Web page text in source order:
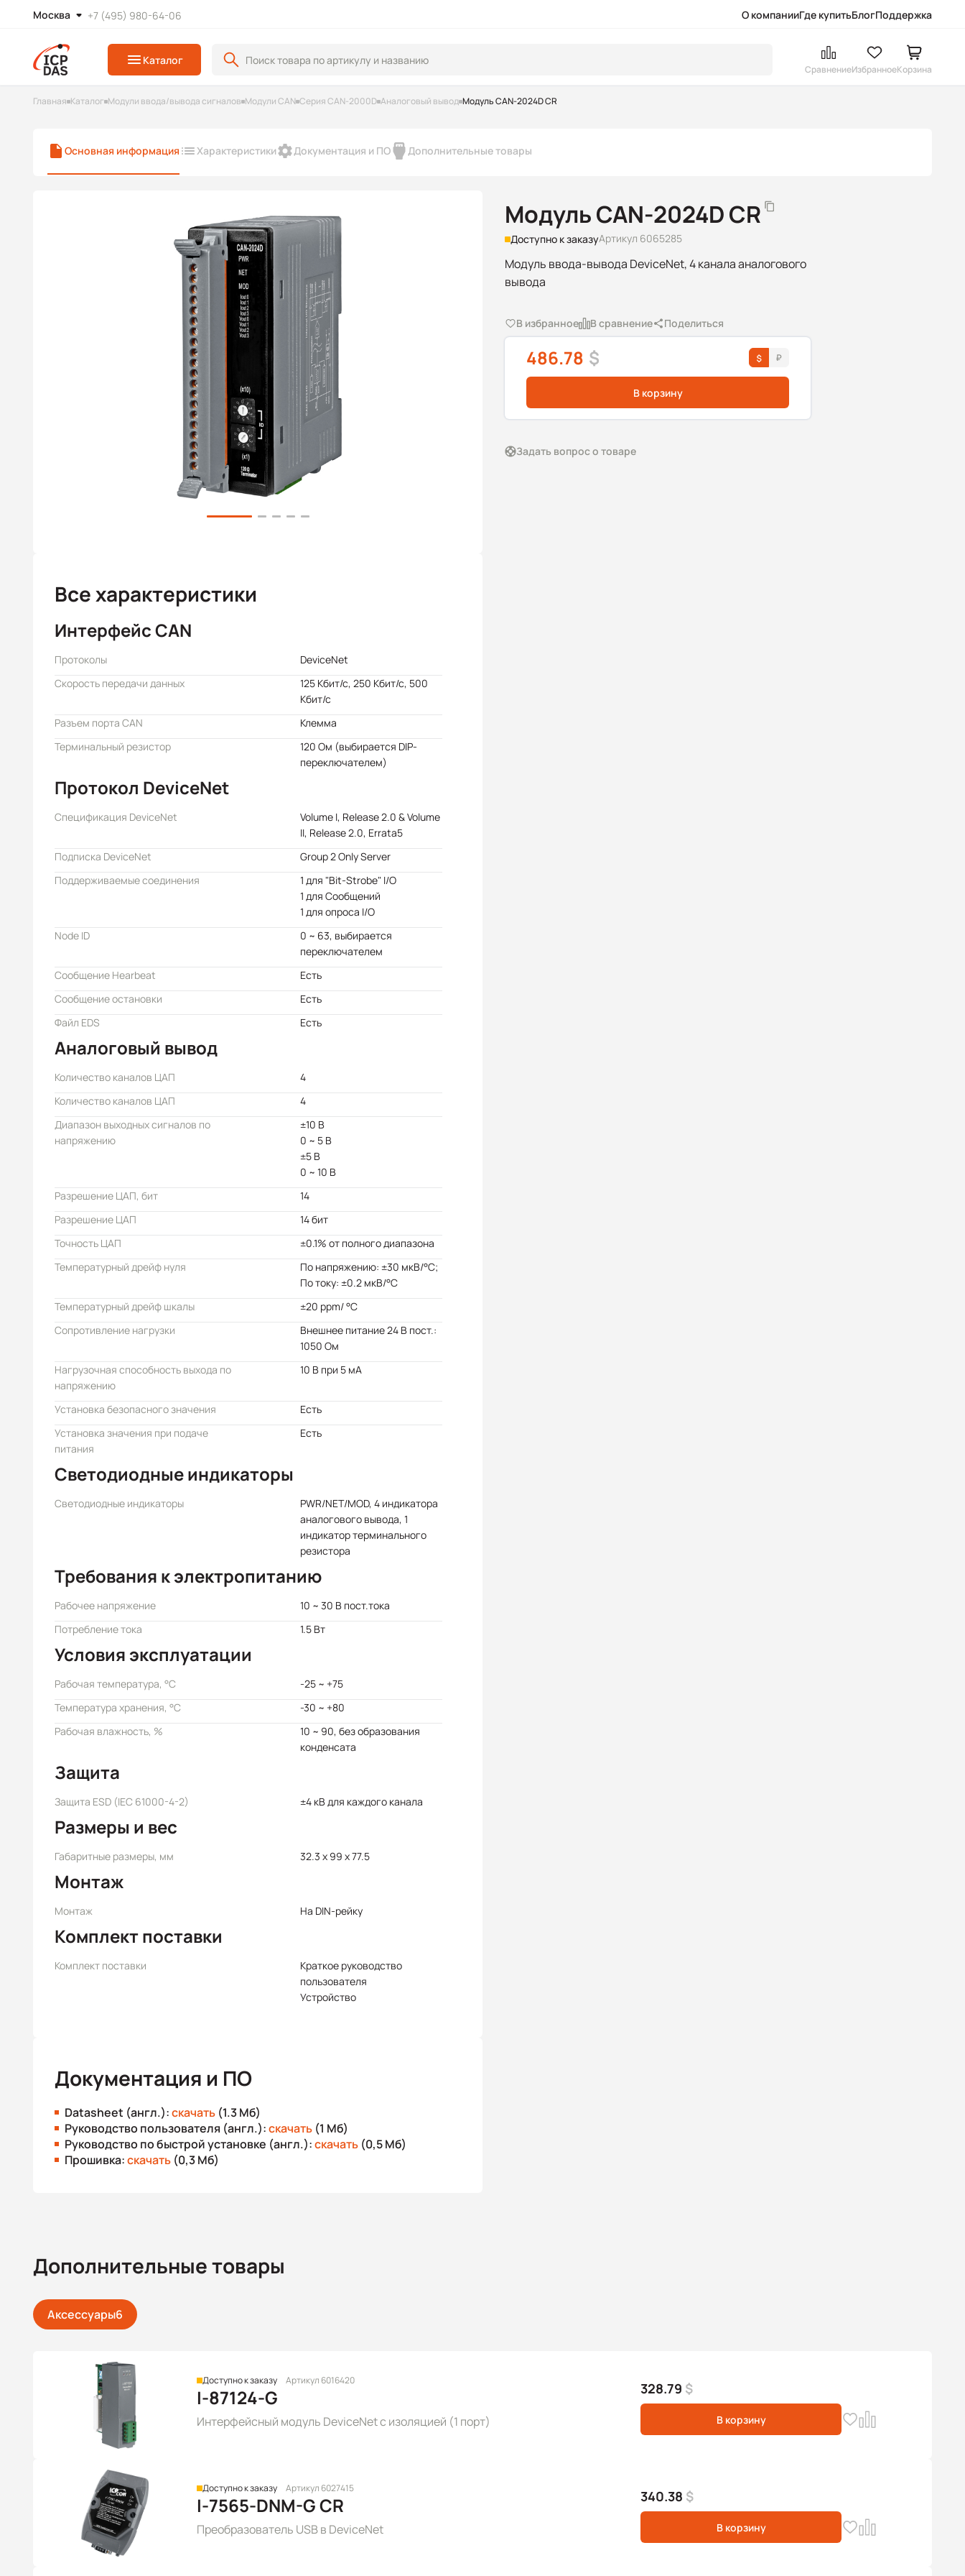
Москва +7 (495) 980-64-06 О компанииГде купитьБлогПоддержка
Каталог
СравнениеИзбранноеКорзина
Главная Каталог Модули ввода/вывода сигналов Модули CAN Серия CAN-2000D Аналоговый вывод Модуль CAN-2024D CR
Основная информация Характеристики Документация и ПО Дополнительные товары
Модуль CAN-2024D CR
Доступно к заказуАртикул 6065285
Модуль ввода-вывода DeviceNet, 4 канала аналогового
вывода
В избранное В сравнение Поделиться
486.78 $
В корзину
Задать вопрос о товаре
Все характеристики
Интерфейс CAN
Протоколы
DeviceNet
Скорость передачи данных
125 Кбит/с, 250 Кбит/с, 500
Кбит/с
Разъем порта CAN
Клемма
Терминальный резистор
120 Ом (выбирается DIP-
переключателем)
Протокол DeviceNet
Спецификация DeviceNet
Volume I, Release 2.0 & Volume
II, Release 2.0, Errata5
Подписка DeviceNet
Group 2 Only Server
Поддерживаемые соединения
1 для "Bit-Strobe" I/O
1 для Сообщений
1 для опроса I/O
Node ID
0 ~ 63, выбирается
переключателем
Сообщение Hearbeat
Есть
Сообщение остановки
Есть
Файл EDS
Есть
Аналоговый вывод
Количество каналов ЦАП
4
Количество каналов ЦАП
4
Диапазон выходных сигналов по
напряжению
±10 В
0 ~ 5 В
±5 В
0 ~ 10 В
Разрешение ЦАП, бит
14
Разрешение ЦАП
14 бит
Точность ЦАП
±0.1% от полного диапазона
Температурный дрейф нуля
По напряжению: ±30 мкВ/°C;
По току: ±0.2 мкВ/°C
Температурный дрейф шкалы
±20 ppm/ °C
Сопротивление нагрузки
Внешнее питание 24 В пост.:
1050 Ом
Нагрузочная способность выхода по
напряжению
10 В при 5 мА
Установка безопасного значения
Есть
Установка значения при подаче
питания
Есть
Светодиодные индикаторы
Светодиодные индикаторы
PWR/NET/MOD, 4 индикатора
аналогового вывода, 1
индикатор терминального
резистора
Требования к электропитанию
Рабочее напряжение
10 ~ 30 В пост.тока
Потребление тока
1.5 Вт
Условия эксплуатации
Рабочая температура, °C
-25 ~ +75
Температура хранения, °C
-30 ~ +80
Рабочая влажность, %
10 ~ 90, без образования
конденсата
Защита
Защита ESD (IEC 61000-4-2) ±4 кВ для каждого канала
Размеры и вес
Габаритные размеры, мм 32.3 x 99 x 77.5
Монтаж
Монтаж На DIN-рейку
Комплект поставки
Комплект поставки
Краткое руководство
пользователя
Устройство
Документация и ПО
Datasheet (англ.):скачать (1.3 Мб)
Руководство пользователя (англ.):скачать (1 Мб)
Руководство по быстрой установке (англ.):скачать (0,5 Мб)
Прошивка:скачать (0,3 Мб)
Дополнительные товары
Аксессуары6
Доступно к заказу Артикул 6016420
I-87124-G
Интерфейсный модуль DeviceNet с изоляцией (1 порт)
328.79 $
В корзину
Доступно к заказу Артикул 6027415
I-7565-DNM-G CR
Преобразователь USB в DeviceNet
340.38 $
В корзину